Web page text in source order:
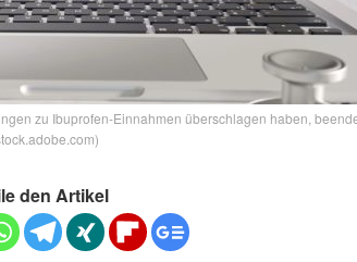
zu Ibuprofen-Einnahmen überschlagen haben,
den Artikel